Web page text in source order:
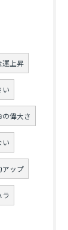
運上昇
い
の偉大さ
い
アップ
ラ